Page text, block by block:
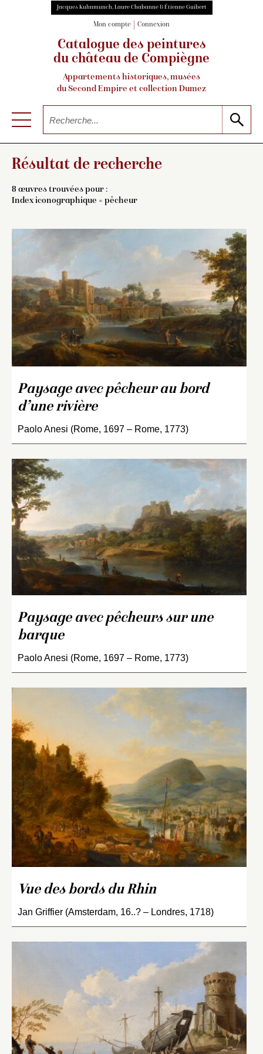
Jacques Kuhnmunch, Laure Chabanne & Étienne Guibert
Mon compte Connexion
Catalogue des peintures
du château de Compiègne
Appartements historiques, musées
du Second Empire et collection Dumez
Résultat de recherche
8 œuvres trouvées pour :
Index iconographique = pêcheur
Paysage avec pêcheur au bord
d’une rivière
Paolo Anesi (Rome, 1697 – Rome, 1773)
Paysage avec pêcheurs sur une
barque
Paolo Anesi (Rome, 1697 – Rome, 1773)
Vue des bords du Rhin
Jan Griffier (Amsterdam, 16..? – Londres, 1718)